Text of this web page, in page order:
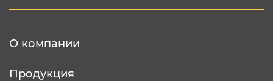
О компании
Продукция